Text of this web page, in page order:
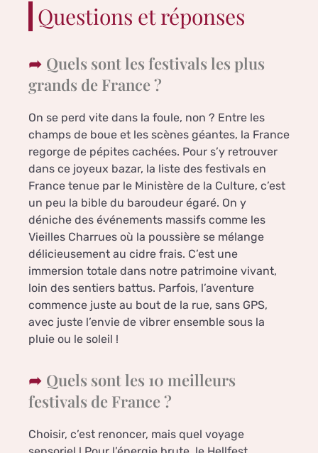
Questions et réponses
Quels sont les festivals les plus
grands de France ?
On se perd vite dans la foule, non ? Entre les
champs de boue et les scènes géantes, la France
regorge de pépites cachées. Pour s’y retrouver
dans ce joyeux bazar, la liste des festivals en
France tenue par le Ministère de la Culture, c’est
un peu la bible du baroudeur égaré. On y
déniche des événements massifs comme les
Vieilles Charrues où la poussière se mélange
délicieusement au cidre frais. C’est une
immersion totale dans notre patrimoine vivant,
loin des sentiers battus. Parfois, l’aventure
commence juste au bout de la rue, sans GPS,
avec juste l’envie de vibrer ensemble sous la
pluie ou le soleil !
Quels sont les 10 meilleurs
festivals de France ?
Choisir, c’est renoncer, mais quel voyage